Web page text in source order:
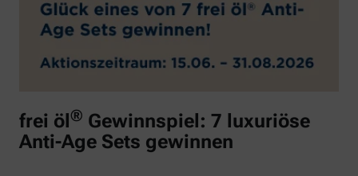
frei öl ® Gewinnspiel: 7 luxuriöse
Anti-Age Sets gewinnen